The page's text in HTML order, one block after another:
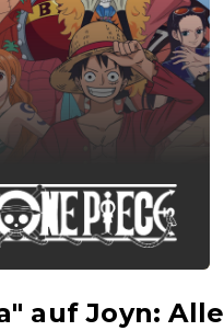
auf Joyn: Alle